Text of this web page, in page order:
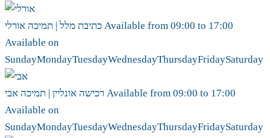
כתיבת מלל | תמיכה Available from 09:00 to 17:00
Available on
SundayMondayTuesdayWednesdayThursdayFridaySaturday
רכישה אונליין | תמיכה Available from 09:00 to 17:00
Available on
SundayMondayTuesdayWednesdayThursdayFridaySaturday